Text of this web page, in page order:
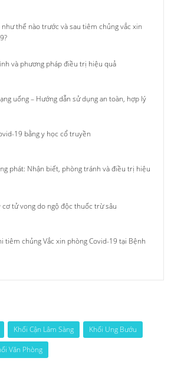
thế nào trước và sau tiêm chủng vắc xin
và phương pháp điều trị hiệu quả
uống – Hướng dẫn sử dụng an toàn, hợp lý
19 bằng y học cổ truyền
phát: Nhận biết, phòng tránh và điều trị hiệu
cơ tử vong do ngộ độc thuốc trừ sâu
tiêm chủng Vắc xin phòng Covid-19 tại Bệnh
Khối Cận Lâm Sàng
Khối Ung Bướu
Văn Phòng